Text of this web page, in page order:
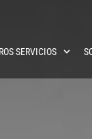
SERVICIOS